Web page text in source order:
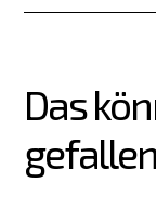
Das
gefallen